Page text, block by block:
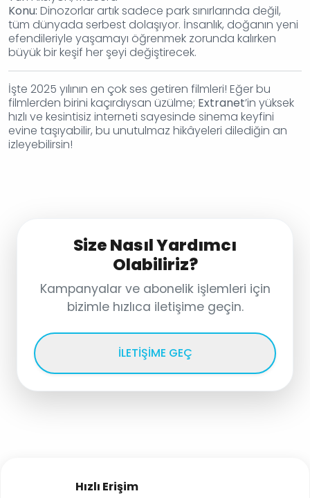
Konu: Dinozorlar artık sadece park sınırlarında değil,
tüm dünyada serbest dolaşıyor. İnsanlık, doğanın yeni
efendileriyle yaşamayı öğrenmek zorunda kalırken
büyük bir keşif her şeyi değiştirecek.
İşte 2025 yılının en çok ses getiren filmleri! Eğer bu
filmlerden birini kaçırdıysan üzülme; Extranet’in yüksek
hızlı ve kesintisiz interneti sayesinde sinema keyfini
evine taşıyabilir, bu unutulmaz hikâyeleri dilediğin an
izleyebilirsin!
Size Nasıl Yardımcı
Olabiliriz?
Kampanyalar ve abonelik işlemleri için
bizimle hızlıca iletişime geçin.
İLETIŞIME GEÇ
Hızlı Erişim